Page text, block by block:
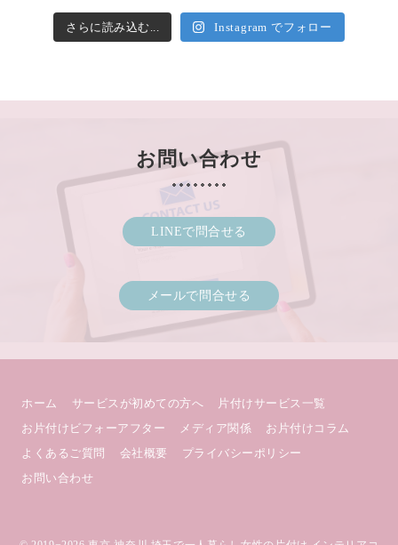
さらに読み込む... Instagram でフォロー
お問い合わせ
LINEで問合せる
メールで問合せる
ホーム サービスが初めての方へ
片付けサービス一覧
お片付けビフォーアフター
メディア関係
お片付けコラム
よくあるご質問
会社概要
プライバシーポリシー
お問い合わせ